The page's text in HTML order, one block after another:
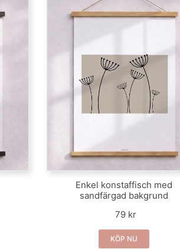
Enkel konstaffisch med
sandfärgad bakgrund
79 kr
KÖP NU